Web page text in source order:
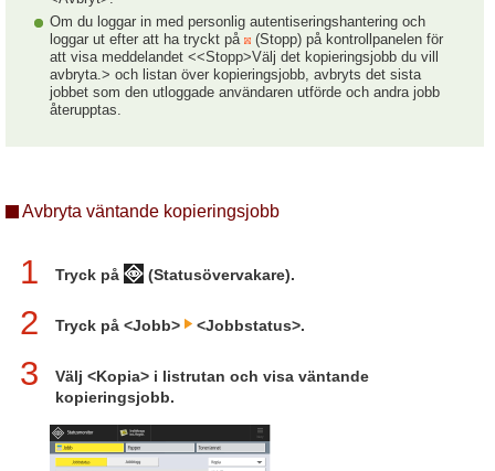
Om du loggar in med personlig autentiseringshantering och
loggar ut efter att ha tryckt på
(Stopp) på kontrollpanelen för
att visa meddelandet <<Stopp>Välj det kopieringsjobb du vill
avbryta.> och listan över kopieringsjobb, avbryts det sista
jobbet som den utloggade användaren utförde och andra jobb
återupptas.
Avbryta väntande kopieringsjobb
1 Tryck på (Statusövervakare).
2 Tryck på <Jobb> <Jobbstatus>.
3
Välj <Kopia> i listrutan och visa väntande
kopieringsjobb.